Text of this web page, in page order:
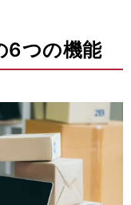
6つの機能